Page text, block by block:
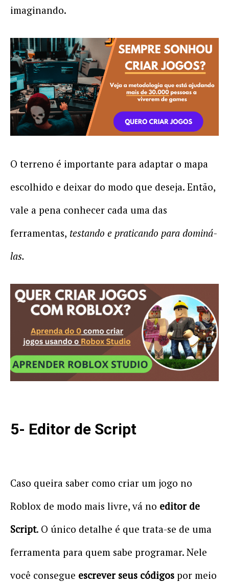
imaginando.
O terreno é importante para adaptar o mapa
escolhido e deixar do modo que deseja. Então,
vale a pena conhecer cada uma das
ferramentas, testando e praticando para dominá-
las.
5- Editor de Script
Caso queira saber como criar um jogo no
Roblox de modo mais livre, vá no editor de
Script. O único detalhe é que trata-se de uma
ferramenta para quem sabe programar. Nele
você consegue escrever seus códigos por meio